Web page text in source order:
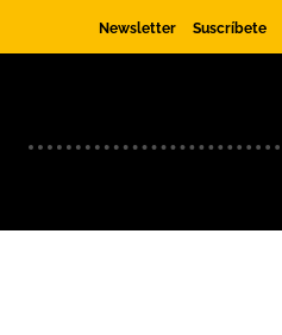
Newsletter Suscríbete